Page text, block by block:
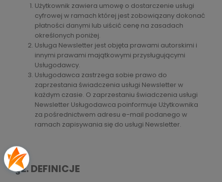
Użytkownik zawiera umowę o dostarczenie usługi
cyfrowej w ramach której jest zobowiązany dokonać
płatności danymi lub uiścić cenę na zasadach
określonych poniżej.
Usługa Newsletter jest objęta prawami autorskimi i
innymi prawami majątkowymi przysługującymi
Usługodawcy.
Usługodawca zastrzega sobie prawo do
zaprzestania świadczenia usługi Newsletter w
każdym czasie. O zaprzestaniu świadczenia usługi
Newsletter Usługodawca poinformuje Użytkownika
za pośrednictwem adresu e-mail podanego w
ramach zapisywania się do usługi Newsletter.
§2. DEFINICJE